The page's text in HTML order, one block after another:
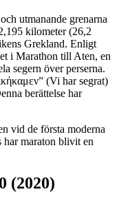
utmanande grenarna
kilometer (26,2
Grekland. Enligt
i Marathon till Aten, en
segern över perserna.
(Vi har segrat)
berättelse har
vid de första moderna
har maraton blivit en
(2020)